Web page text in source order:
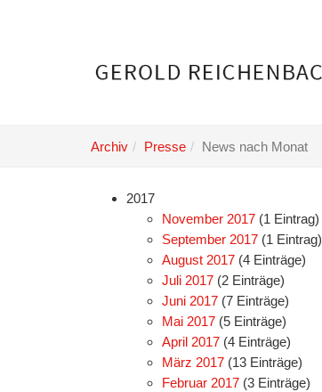
Archiv Presse News nach Monat
2017
November 2017 (1 Eintrag)
September 2017 (1 Eintrag)
August 2017 (4 Einträge)
Juli 2017 (2 Einträge)
Juni 2017 (7 Einträge)
Mai 2017 (5 Einträge)
April 2017 (4 Einträge)
März 2017 (13 Einträge)
Februar 2017 (3 Einträge)